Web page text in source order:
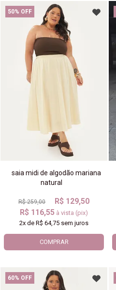
50% OFF
saia midi de algodão mariana
natural
R$ 259,00
R$ 129,50
R$ 116,55 à vista (pix)
2x deR$ 64,75 sem juros
COMPRAR
60% OFF